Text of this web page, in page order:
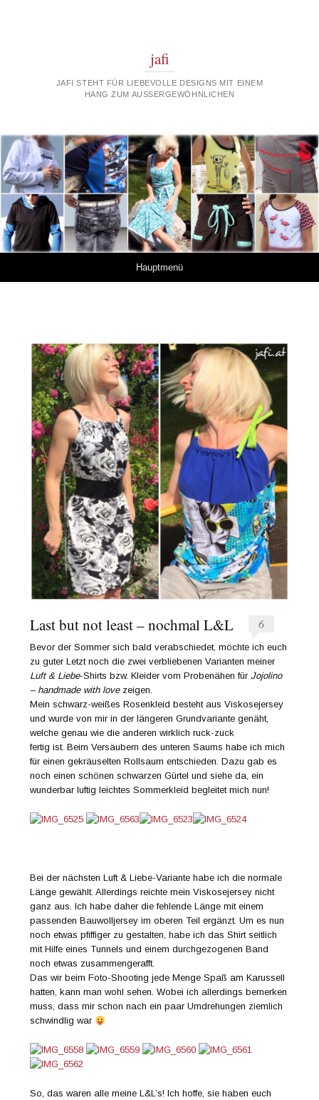
jafi
JAFI STEHT FÜR LIEBEVOLLE DESIGNS MIT EINEM
HANG ZUM AUSSERGEWÖHNLICHEN
Hauptmenü
Last but not least – nochmal L&L 6
Bevor der Sommer sich bald verabschiedet, möchte ich euch
zu guter Letzt noch die zwei verbliebenen Varianten meiner
Luft & Liebe-Shirts bzw. Kleider vom Probenähen fürJojolino
– handmade with lovezeigen.
Mein schwarz-weißes Rosenkleid besteht aus Viskosejersey
und wurde von mir in der längeren Grundvariante genäht,
welche genau wie die anderen wirklich ruck-zuck
fertig ist. Beim Versäubern des unteren Saums habe ich mich
für einen gekräuselten Rollsaum entschieden. Dazu gab es
noch einen schönen schwarzen Gürtel und siehe da, ein
wunderbar luftig leichtes Sommerkleid begleitet mich nun!
Bei der nächsten Luft & Liebe-Variante habe ich die normale
Länge gewählt. Allerdings reichte mein Viskosejersey nicht
ganz aus. Ich habe daher die fehlende Länge mit einem
passenden Bauwolljersey im oberen Teil ergänzt. Um es nun
noch etwas pfiffiger zu gestalten, habe ich das Shirt seitlich
mit Hilfe eines Tunnels und einem durchgezogenen Band
noch etwas zusammengerafft.
Das wir beim Foto-Shooting jede Menge Spaß am Karussell
hatten, kann man wohl sehen. Wobei ich allerdings bemerken
muss, dass mir schon nach ein paar Umdrehungen ziemlich
schwindlig war
So, das waren alle meine L&L’s! Ich hoffe, sie haben euch